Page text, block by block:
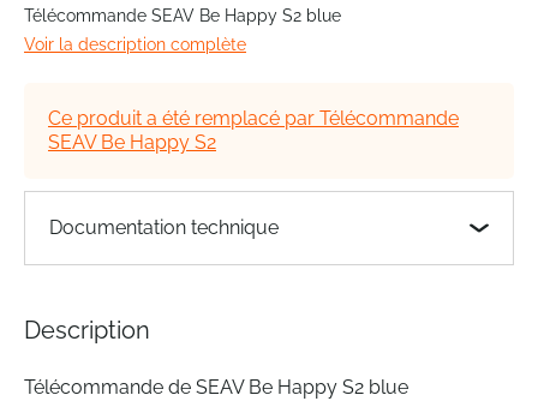
to
the
beginning
images
gallery
Télécommande SEAV Be Happy S2 blue
Voir la description complète
Ce produit a été remplacé par Télécommande
SEAV Be Happy S2
Documentation technique
Description
Télécommande de SEAV Be Happy S2 blue